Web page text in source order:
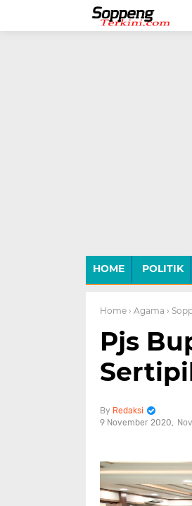
HOME POLITIK
Home › Agama ›
Pjs
Redaksi
9 November 2020